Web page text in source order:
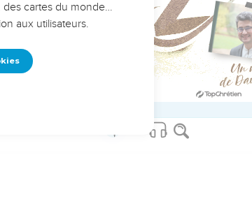
pas obéi.
rights reserved worldwide.
des cartes du monde…
aux utilisateurs.